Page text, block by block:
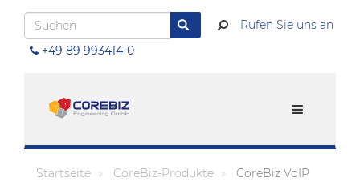
Direkt
Inhalt
Suchen Suchen
Rufen Sie uns an
+49 89 993414-0
Menu
Startseite CoreBiz-Produkte CoreBiz VoIP